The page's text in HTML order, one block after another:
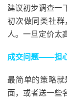
建议初步调查一
初次做同类社
人。一旦定价太
成交问题——担
最简单的策略
面，或者送一些